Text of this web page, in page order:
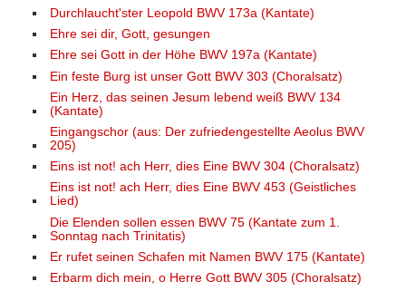
Durchlaucht'ster Leopold BWV 173a (Kantate)
Ehre sei dir, Gott, gesungen
Ehre sei Gott in der Höhe BWV 197a (Kantate)
Ein feste Burg ist unser Gott BWV 303 (Choralsatz)
Ein Herz, das seinen Jesum lebend weiß BWV 134
(Kantate)
Eingangschor (aus: Der zufriedengestellte Aeolus BWV
205)
Eins ist not! ach Herr, dies Eine BWV 304 (Choralsatz)
Eins ist not! ach Herr, dies Eine BWV 453 (Geistliches
Lied)
Die Elenden sollen essen BWV 75 (Kantate zum 1.
Sonntag nach Trinitatis)
Er rufet seinen Schafen mit Namen BWV 175 (Kantate)
Erbarm dich mein, o Herre Gott BWV 305 (Choralsatz)